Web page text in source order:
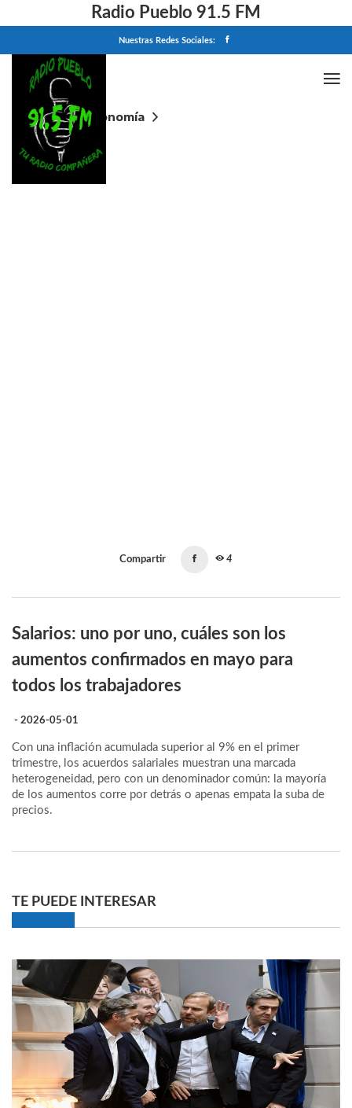
Radio Pueblo 91.5 FM
Nuestras Redes Sociales:
Home
Economía
Salarios: uno por uno, cuáles son los aumentos
confirmados en mayo para todos los trabajadores
Compartir 4
Salarios: uno por uno, cuáles son los
aumentos confirmados en mayo para
todos los trabajadores
- 2026-05-01
Con una inflación acumulada superior al 9% en el primer
trimestre, los acuerdos salariales muestran una marcada
heterogeneidad, pero con un denominador común: la mayoría
de los aumentos corre por detrás o apenas empata la suba de
precios.
TE PUEDE INTERESAR